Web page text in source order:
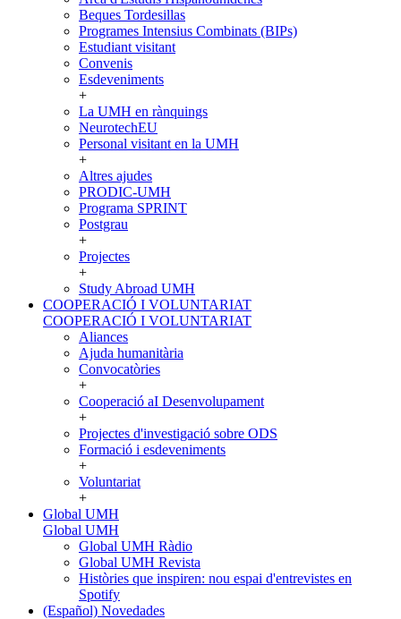
Beques Tordesillas
Programes Intensius Combinats (BIPs)
Estudiant visitant
Convenis
Esdeveniments
+
La UMH en rànquings
NeurotechEU
Personal visitant en la UMH
+
Altres ajudes
PRODIC-UMH
Programa SPRINT
Postgrau
+
Projectes
+
Study Abroad UMH
COOPERACIÓ I VOLUNTARIAT
COOPERACIÓ I VOLUNTARIAT
Aliances
Ajuda humanitària
Convocatòries
+
Cooperació aI Desenvolupament
+
Projectes d'investigació sobre ODS
Formació i esdeveniments
+
Voluntariat
+
Global UMH
Global UMH
Global UMH Ràdio
Global UMH Revista
Històries que inspiren: nou espai d'entrevistes en
Spotify
(Español) Novedades